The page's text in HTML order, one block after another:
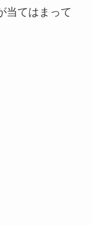
当てはまって